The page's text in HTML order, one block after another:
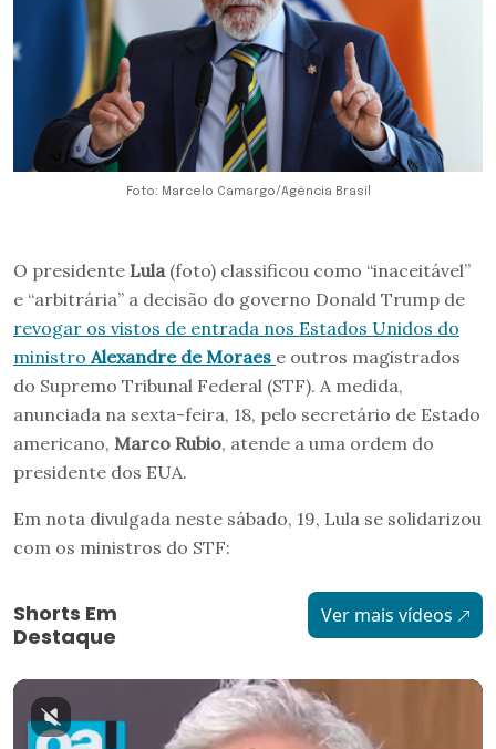
Foto: Marcelo Camargo/Agência Brasil
O presidente Lula (foto) classificou como “inaceitável”
e “arbitrária” a decisão do governo Donald Trump de
revogar os vistos de entrada nos Estados Unidos do
ministro Alexandre de Moraes e outros magistrados
do Supremo Tribunal Federal (STF). A medida,
anunciada na sexta-feira, 18, pelo secretário de Estado
americano, Marco Rubio, atende a uma ordem do
presidente dos EUA.
Em nota divulgada neste sábado, 19, Lula se solidarizou
com os ministros do STF:
Shorts Em
Destaque
Ver mais vídeos